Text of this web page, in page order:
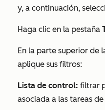
y, a continuación,
Haga clic en la pestaña
En la parte superior de
aplique sus filtros:
Lista de control: filtrar
asociada a las tareas de